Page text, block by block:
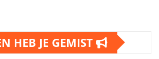
HEB JE GEMIST